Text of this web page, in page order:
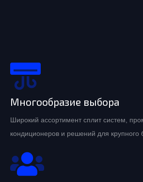
Многообразие выбора
Широкий ассортимент сплит систем,
кондиционеров и решений для крупного